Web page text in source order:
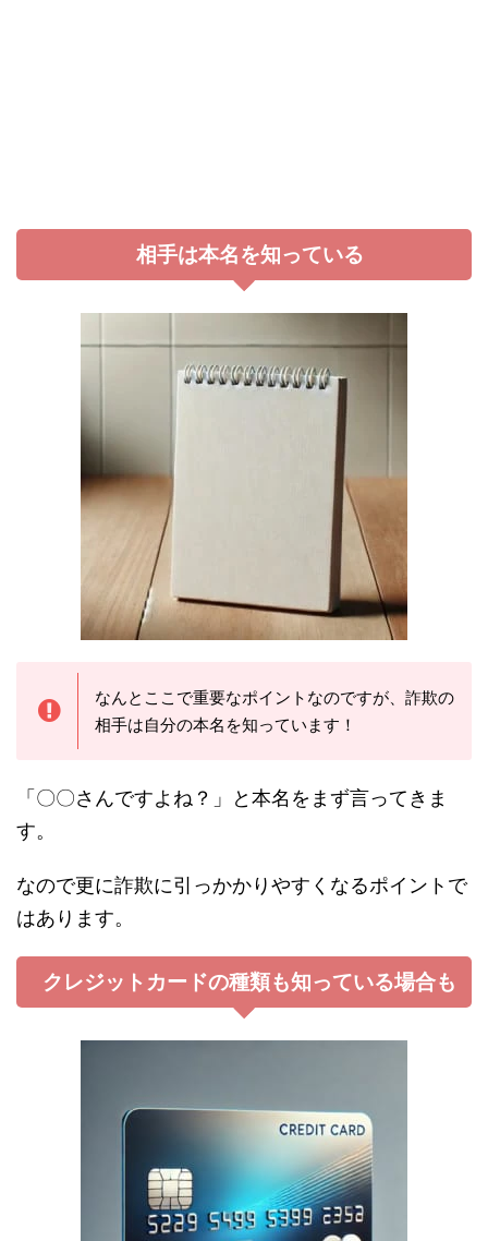
相手は本名を知っている
なんとここで重要なポイントなのですが、詐欺の
相手は自分の本名を知っています！
「〇〇さんですよね？」と本名をまず言ってきま
す。
なので更に詐欺に引っかかりやすくなるポイントで
はあります。
クレジットカードの種類も知っている場合も